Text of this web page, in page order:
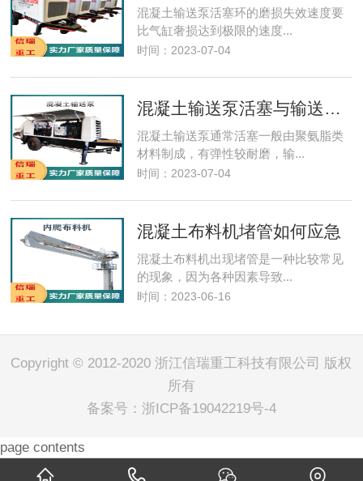
混凝土输送泵​活塞环的磨损失效速度要
比气缸奢损达到极限的速度...
时间：2023-07-04
混凝土输送泵通常活塞一般由聚氨脂类
材料制成，有弹性较耐磨，输...
时间：2023-07-04
混凝土布料机堵管如何应急
混凝土布料机​出现堵管是一种比较常见
的现象，因为各种因素导致...
时间：2023-06-16
Copyright © 2012-2020 浙江信瑞重工科技有限公司 版权
所有
备案号： 浙ICP备19042219号-4
page contents